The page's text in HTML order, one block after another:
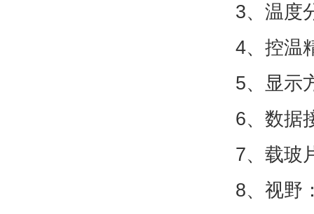
3、温度
4、控温
5、显示
6、数据
7、载玻
8、视野